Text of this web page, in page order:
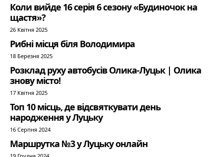
Коли вийде 16 серія 6 сезону «Будиночок на
щастя»?
26 Квітня 2025
Рибні місця біля Володимира
18 Березня 2025
Розклад руху автобусів Олика-Луцьк | Олика
знову місто!
17 Квітня 2025
Топ 10 місць, де відсвяткувати день
народження у Луцьку
16 Серпня 2024
Маршрутка №3 у Луцьку онлайн